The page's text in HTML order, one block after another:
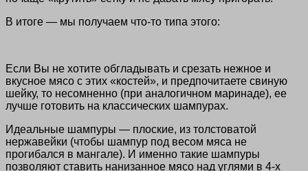
В итоге — мы получаем что-то типа этого:
Если Вы не хотите обгладывать и срезать нежное и
вкусное мясо с этих «костей», и предпочитаете свиную
шейку, то несомненно (при аналогичном маринаде), ее
лучше готовить на классических шампурах.
Идеальные шампуры — плоские, из толстоватой
нержавейки (чтобы шампур под весом мяса не
прогибался в мангале). И именно такие шампуры
позволяют ставить нанизанное мясо над углями в 4-х